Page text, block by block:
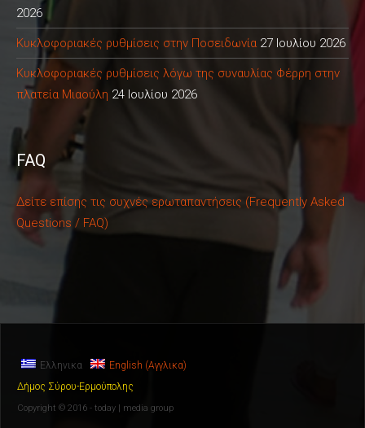
2026
Κυκλοφοριακές ρυθμίσεις στην Ποσειδωνία 27 Ιουλίου 2026
Κυκλοφοριακές ρυθμίσεις λόγω της συναυλίας Φέρρη στην
πλατεία Μιαούλη 24 Ιουλίου 2026
FAQ
Δείτε επίσης τις συχνές ερωταπαντήσεις (Frequently Asked
Questions / FAQ)
Ελληνικα English (Αγγλικα)
Δήμος Σύρου-Ερμούπολης
Copyright © 2016 - today | media group